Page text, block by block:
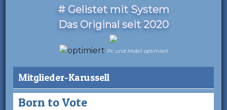
# Gelistet mit System
Das Original seit 2020
Pc und Mobil optimiert
Mitglieder-Karussell
Born to Vote